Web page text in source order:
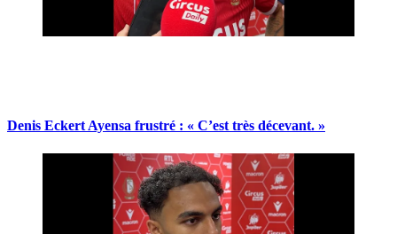
Denis Eckert Ayensa frustré : « C’est très décevant. »